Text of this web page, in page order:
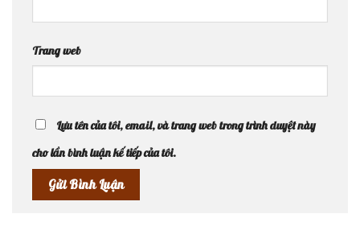
Trang web
Lưu tên của tôi, email, và trang web trong trình duyệt này
cho lần bình luận kế tiếp của tôi.